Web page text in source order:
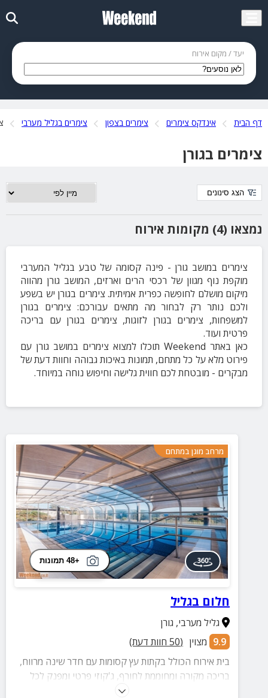
יעד / מקום אירוח
דף הבית אינדקס צימרים צימרים בצפון צימרים בגליל מערבי
צימרים בגורן
נמצאו (4) מקומות אירוח
הצג סינונים
צימרים במושב גורן - פינה קסומה של טבע בגליל המערבי
מוקפת נוף מגוון של רכסי הרים וארזים, המושב גורן מהווה
מיקום מושלם לחופשה כפרית אמיתית. צימרים בגורן יש בשפע
ולכם נותר רק לבחור מה מתאים עבורכם: צימרים בגורן
למשפחות, צימרים בגורן לזוגות, צימרים בגורן עם בריכה
פרטית ועוד.
כאן באתר Weekend תוכלו למצוא צימרים במושב גורן עם
פירוט מלא על כל מתחם, תמונות באיכות גבוהה וחוות דעת של
מבקרים - מובטחת לכם חווית גלישה וחיפוש נוחה במיוחד.
מרחב מוגן במתחם
+48 תמונות
חלום בגליל
גליל מערבי, גורן
9.9 מצוין (
50 חוות דעת)
בית אירוח הכולל בקתות עץ קסומות עם חדר שינה מרווח,
בריכה מקורה ומחוממת לחורף, ג'קוזי פרטי ומפנק לכל
יחידה, מרפסת נוף פרטית, סלון מעוצב, מטבחון מאובזר